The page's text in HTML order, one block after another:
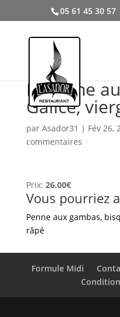
05 61 45 30 57
Linguine
Galice,
par Asador31 | Fév 26,
commentaires
Prix: 26.00€
Vous pourriez
Penne aux gambas,
râpé
Formule Midi